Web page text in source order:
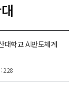
대학교 AI반도체계
228